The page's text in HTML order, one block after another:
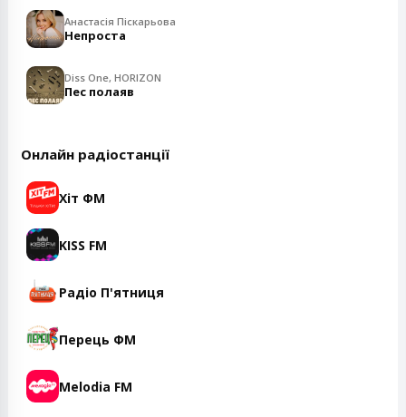
Анастасія Піскарьова
Непроста
Diss One, HORIZON
Пес полаяв
Онлайн радіостанції
Хіт ФМ
KISS FM
Радіо П'ятниця
Перець ФМ
Melodia FM